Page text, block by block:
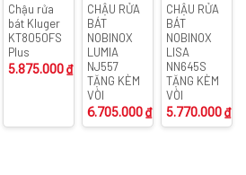
Chậu rửa
bát Kluger
KT8050FS
Plus
5.875.000₫
CHẬU RỬA
BÁT
NOBINOX
LUMIA
NJ557
TẶNG KÈM
VÒI
6.705.000₫
CHẬU RỬA
BÁT
NOBINOX
LISA
NN645S
TẶNG KÈM
VÒI
5.770.000₫